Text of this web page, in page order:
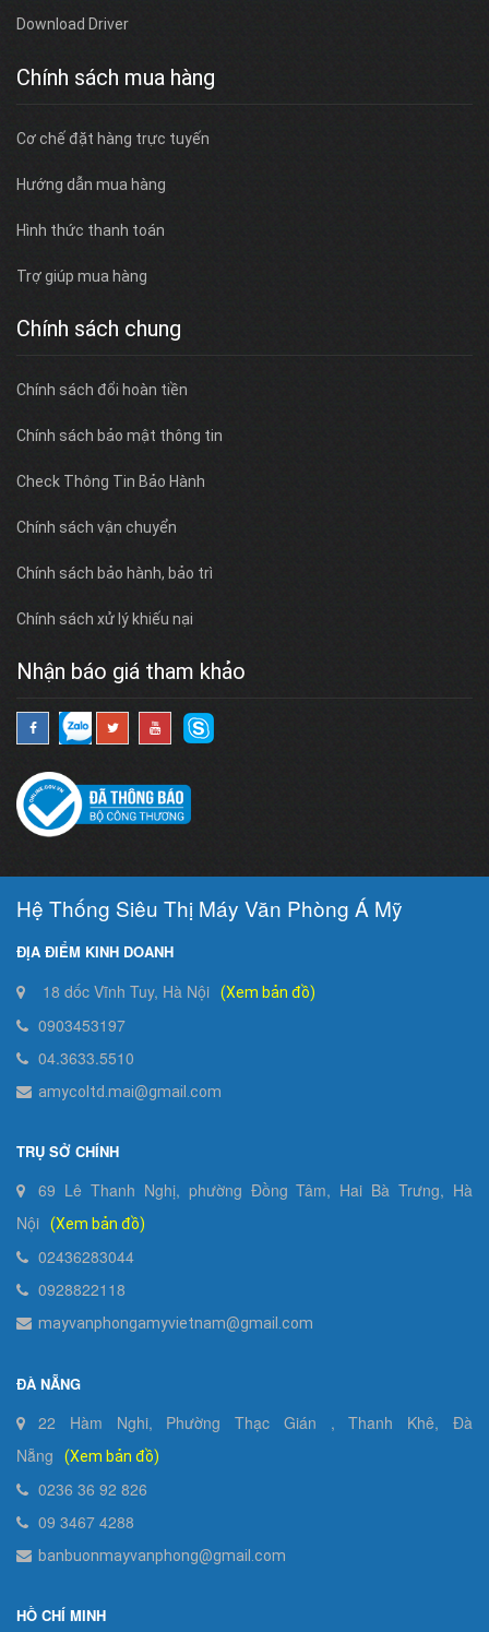
Download Driver
Chính sách mua hàng
Cơ chế đặt hàng trực tuyến
Hướng dẫn mua hàng
Hình thức thanh toán
Trợ giúp mua hàng
Chính sách chung
Chính sách đổi hoàn tiền
Chính sách bảo mật thông tin
Check Thông Tin Bảo Hành
Chính sách vận chuyển
Chính sách bảo hành, bảo trì
Chính sách xử lý khiếu nại
Nhận báo giá tham khảo
Hệ Thống Siêu Thị Máy Văn Phòng Á Mỹ
ĐỊA ĐIỂM KINH DOANH
18 dốc Vĩnh Tuy, Hà Nội (Xem bản đồ)
0903453197
04.3633.5510
amycoltd.mai@gmail.com
TRỤ SỞ CHÍNH
69 Lê Thanh Nghị, phường Đồng Tâm, Hai Bà Trưng, Hà
Nội
(Xem bản đồ)
02436283044
0928822118
mayvanphongamyvietnam@gmail.com
ĐÀ NẴNG
22 Hàm Nghi, Phường Thạc Gián , Thanh Khê, Đà
Nẵng
(Xem bản đồ)
0236 36 92 826
09 3467 4288
banbuonmayvanphong@gmail.com
HỒ CHÍ MINH